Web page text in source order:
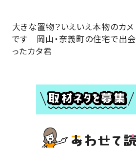
大きな置物？いえいえ本物のカメ
です 岡山・奈義町の住宅で出会
ったカタ君